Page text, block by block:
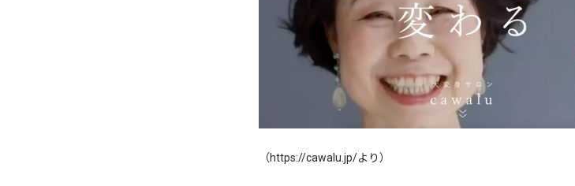
（https://cawalu.jp/より）